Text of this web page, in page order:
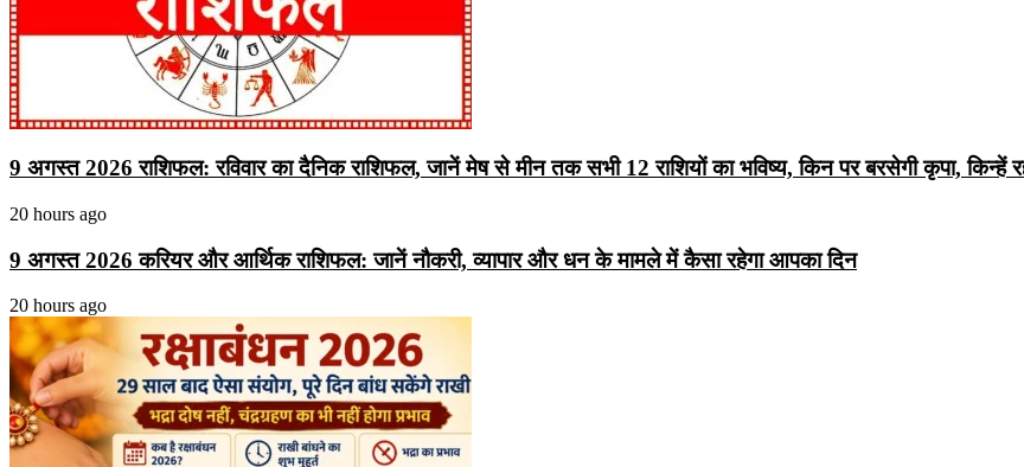
9 अगस्त 2026 राशिफल: रविवार का दैनिक राशिफल, जानें मेष से मीन तक सभी 12 राशियों का भविष्य, किन पर बरसेगी कृपा, किन्हें
20 hours ago
9 अगस्त 2026 करियर और आर्थिक राशिफल: जानें नौकरी, व्यापार और धन के मामले में कैसा रहेगा आपका दिन
20 hours ago